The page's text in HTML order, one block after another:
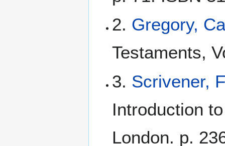
2. Gregory,
Testaments,
3. Scrivener,
Introduction
London. p.